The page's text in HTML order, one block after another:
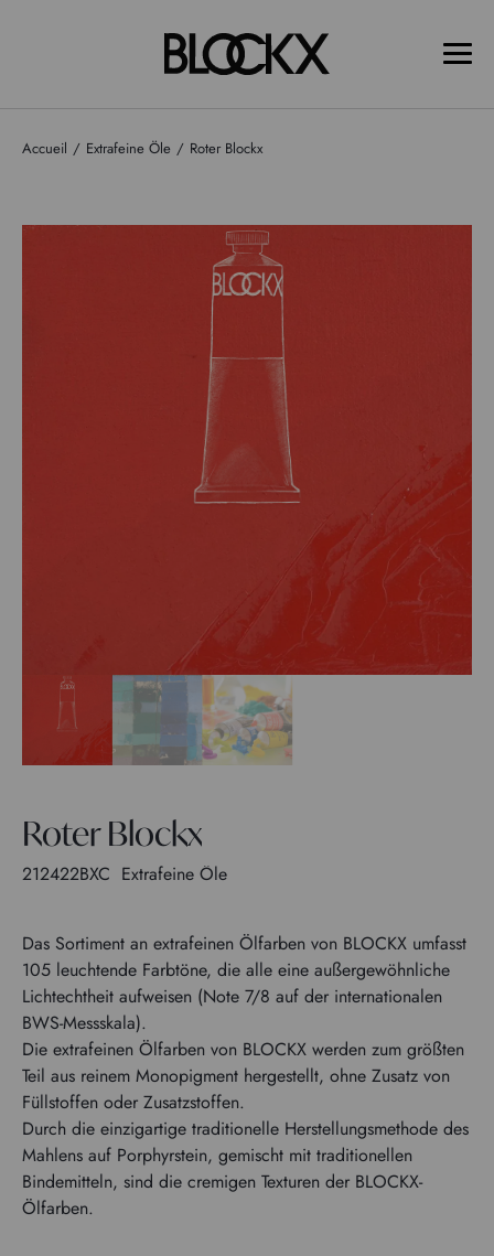
Accueil Extrafeine Öle Roter Blockx
Roter Blockx
212422BXC Extrafeine Öle
Das Sortiment an extrafeinen Ölfarben von BLOCKX umfasst
105 leuchtende Farbtöne, die alle eine außergewöhnliche
Lichtechtheit aufweisen (Note 7/8 auf der internationalen
BWS-Messskala).
Die extrafeinen Ölfarben von BLOCKX werden zum größten
Teil aus reinem Monopigment hergestellt, ohne Zusatz von
Füllstoffen oder Zusatzstoffen.
Durch die einzigartige traditionelle Herstellungsmethode des
Mahlens auf Porphyrstein, gemischt mit traditionellen
Bindemitteln, sind die cremigen Texturen der BLOCKX-
Ölfarben.